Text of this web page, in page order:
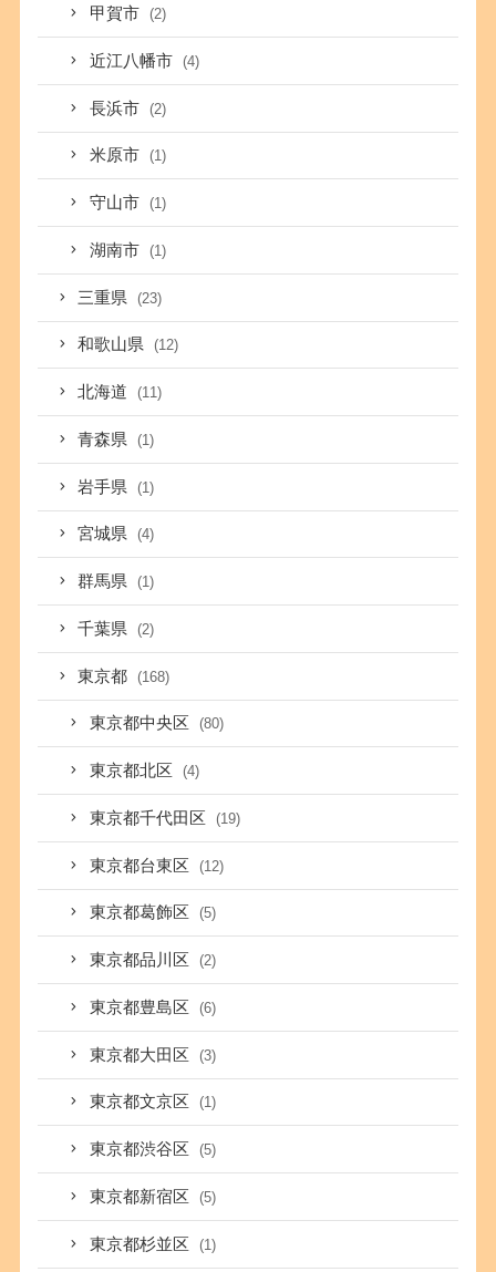
甲賀市 (2)
近江八幡市 (4)
長浜市 (2)
米原市 (1)
守山市 (1)
湖南市 (1)
三重県 (23)
和歌山県 (12)
北海道 (11)
青森県 (1)
岩手県 (1)
宮城県 (4)
群馬県 (1)
千葉県 (2)
東京都 (168)
東京都中央区 (80)
東京都北区 (4)
東京都千代田区 (19)
東京都台東区 (12)
東京都葛飾区 (5)
東京都品川区 (2)
東京都豊島区 (6)
東京都大田区 (3)
東京都文京区 (1)
東京都渋谷区 (5)
東京都新宿区 (5)
東京都杉並区 (1)